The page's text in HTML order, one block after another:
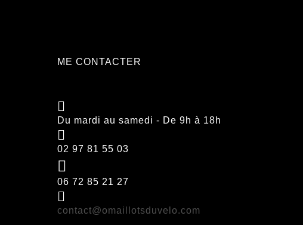
ME CONTACTER
Du mardi au samedi - De 9h à 18h
02 97 81 55 03
06 72 85 21 27
contact@omaillotsduvelo.com